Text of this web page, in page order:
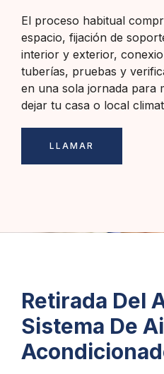
El proceso habitual
espacio, fijación de
interior y exterior,
tuberías, pruebas y
en una sola jornada para
dejar tu casa o local
LLAMAR
Retirada Del
Sistema De